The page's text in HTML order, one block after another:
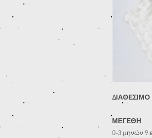
ΔΙΑΘΕΣΙΜΟ
ΜΕΓΕΘΗ
0-3 μηνών 9